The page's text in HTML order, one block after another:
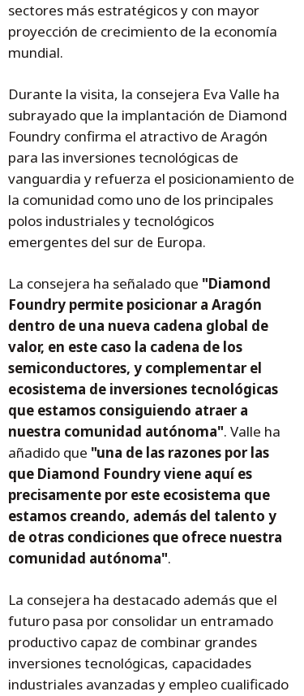
sectores más estratégicos y con mayor
proyección de crecimiento de la economía
mundial.
Durante la visita, la consejera Eva Valle ha
subrayado que la implantación de Diamond
Foundry confirma el atractivo de Aragón
para las inversiones tecnológicas de
vanguardia y refuerza el posicionamiento de
la comunidad como uno de los principales
polos industriales y tecnológicos
emergentes del sur de Europa.
La consejera ha señalado que "Diamond
Foundry permite posicionar a Aragón
dentro de una nueva cadena global de
valor, en este caso la cadena de los
semiconductores, y complementar el
ecosistema de inversiones tecnológicas
que estamos consiguiendo atraer a
nuestra comunidad autónoma". Valle ha
añadido que "una de las razones por las
que Diamond Foundry viene aquí es
precisamente por este ecosistema que
estamos creando, además del talento y
de otras condiciones que ofrece nuestra
comunidad autónoma".
La consejera ha destacado además que el
futuro pasa por consolidar un entramado
productivo capaz de combinar grandes
inversiones tecnológicas, capacidades
industriales avanzadas y empleo cualificado